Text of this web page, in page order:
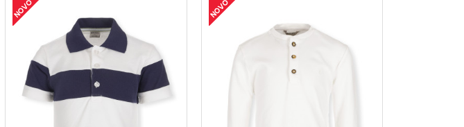
10% POPUSTA
uz prvu kupovinu
putem Promo-Tiket koda!